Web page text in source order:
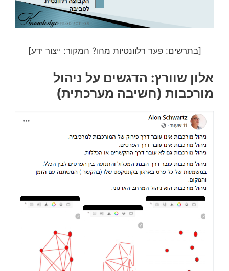
[בתרשים: פער רלוונטיות מהו? המקור: ייצור ידע]
אלון שוורץ: הדגשים על ניהול
מורכבות (חשיבה מערכתית)